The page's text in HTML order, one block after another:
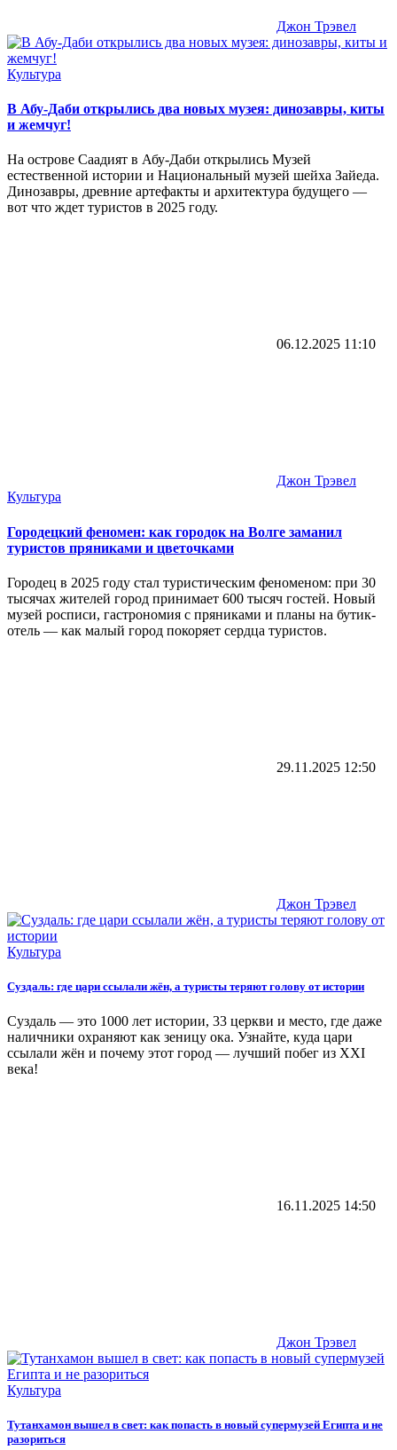
Джон Трэвел
Культура
В Абу-Даби открылись два новых музея: динозавры, киты
и жемчуг!
На острове Саадият в Абу-Даби открылись Музей
естественной истории и Национальный музей шейха Зайеда.
Динозавры, древние артефакты и архитектура будущего —
вот что ждет туристов в 2025 году.
06.12.2025 11:10
Джон Трэвел
Культура
Городецкий феномен: как городок на Волге заманил
туристов пряниками и цветочками
Городец в 2025 году стал туристическим феноменом: при 30
тысячах жителей город принимает 600 тысяч гостей. Новый
музей росписи, гастрономия с пряниками и планы на бутик-
отель — как малый город покоряет сердца туристов.
29.11.2025 12:50
Джон Трэвел
Культура
Суздаль: где цари ссылали жён, а туристы теряют голову от истории
Суздаль — это 1000 лет истории, 33 церкви и место, где даже
наличники охраняют как зеницу ока. Узнайте, куда цари
ссылали жён и почему этот город — лучший побег из XXI
века!
16.11.2025 14:50
Джон Трэвел
Культура
Тутанхамон вышел в свет: как попасть в новый супермузей Египта и не
разориться